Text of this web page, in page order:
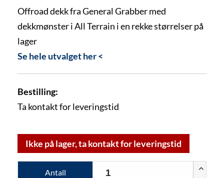
Offroad dekk fra General Grabber med
dekkmønster i All Terrain i en rekke størrelser på
lager
Se hele utvalget her <
Bestilling:
Ta kontakt for leveringstid
Ikke på lager, ta kontakt for leveringstid
Antall